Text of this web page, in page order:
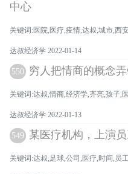
中心
关键词:医院,医疗,疫情,达叔,城市,西
达叔经济学 2022-01-14
550 穷人把情商的概念弄
关键词:达叔,情商,经济学,齐亮,孩子,
达叔经济学 2022-01-13
549 某医疗机构，上演
关键词:达叔,足球,公司,医疗,时间,员